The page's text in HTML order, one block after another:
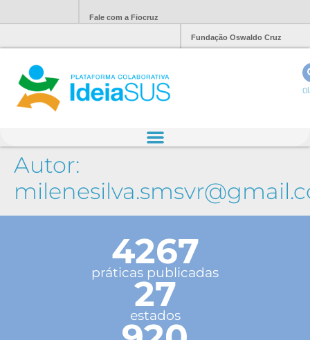
Fale com a Fiocruz
Fundação Oswaldo Cruz
Autor:
4267
práticas publicadas
27
estados